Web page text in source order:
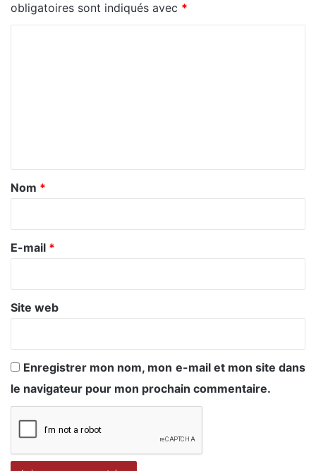
obligatoires sont indiqués avec *
a
r
e
Nom *
E-mail *
Site web
Enregistrer mon nom, mon e-mail et mon site dans
le navigateur pour mon prochain commentaire.